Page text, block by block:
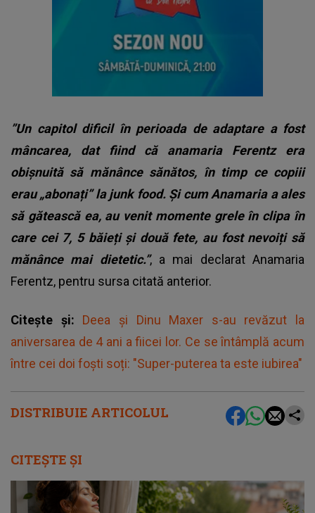
DISTRIBUIE ARTICOLUL
”Un capitol dificil în perioada de adaptare a fost
mâncarea, dat fiind că anamaria Ferentz era
obișnuită să mănânce sănătos, în timp ce copiii
erau „abonați” la junk food. Și cum Anamaria a ales
să gătească ea, au venit momente grele în clipa în
care cei 7, 5 băieți și două fete, au fost nevoiți să
mănânce mai dietetic.”, a mai declarat Anamaria
Ferentz, pentru sursa citată anterior.
Citește și: Deea și Dinu Maxer s-au revăzut la
aniversarea de 4 ani a fiicei lor. Ce se întâmplă acum
între cei doi foști soți: "Super-puterea ta este iubirea"
CITEȘTE ȘI